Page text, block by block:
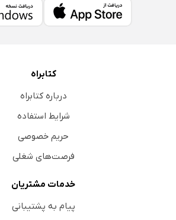
کتابراه
درباره کتابراه
شرایط استفاده
حریم خصوصی
فرصت‌های شغلی
خدمات مشتریان
پیام به پشتیبانی